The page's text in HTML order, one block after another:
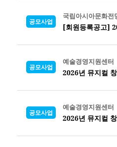
공모사업
국립아시아문화전
[회원등록공고]
공모사업
예술경영지원센터
2026년 뮤지컬
공모사업
예술경영지원센터
2026년 뮤지컬